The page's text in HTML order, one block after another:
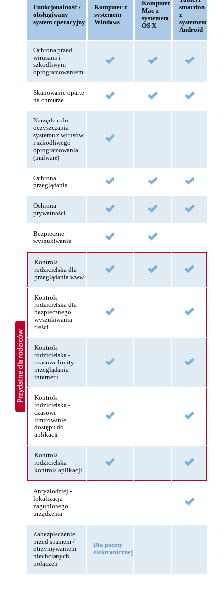
Funkcjonalność /
obsługiwany
system operacyjny
Komputer z
systemem
Windows
Komputer
Mac z
systemem
OS X
smartfon
z
systemem
Android
Ochrona przed
wirusami i
szkodliwym
oprogramowaniem
Skanowanie oparte
na chmurze
Narzędzie do
oczyszczania
systemu z wirusów
i szkodliwego
oprogramowania
(malware)
Ochrona
przeglądania
Ochrona
prywatności
Bezpieczne
wyszukiwanie
Kontrola
rodzicielska dla
przeglądania www
Kontrola
rodzicielska dla
bezpiecznego
wyszukiwania
treści
Kontrola
rodzicielska -
czasowe limity
przeglądania
internetu
Kontrola
rodzicielska -
czasowe
limitowanie
dostępu do
aplikacji
Kontrola
rodzicielska -
kontrola aplikacji
Antyzłodziej -
lokalizacja
zagubionego
urządzenia
Zabezpieczenie
przed spamem /
otrzymywaniem
niechcianych
połączeń
Dla poczty
elektronicznej